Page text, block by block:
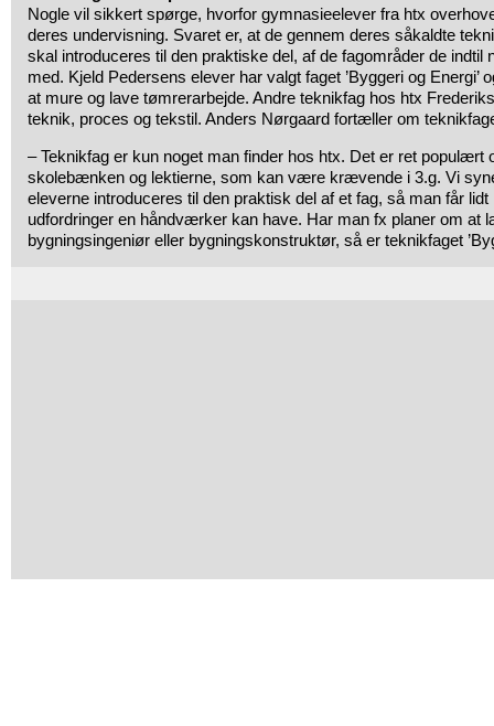
Nogle vil sikkert spørge, hvorfor gymnasieelever fra htx
deres undervisning. Svaret er, at de gennem deres såkaldte
skal introduceres til den praktiske del, af de fagområder de indtil
med. Kjeld Pedersens elever har valgt faget ’Byggeri og Energi’
at mure og lave tømrerarbejde. Andre teknikfag hos htx
teknik, proces og tekstil. Anders Nørgaard fortæller om
– Teknikfag er kun noget man finder hos htx. Det er ret populært
skolebænken og lektierne, som kan være krævende i 3.g. Vi
eleverne introduceres til den praktisk del af et fag, så man får
udfordringer en håndværker kan have. Har man fx planer om at
bygningsingeniør eller bygningskonstruktør, så er teknikfaget